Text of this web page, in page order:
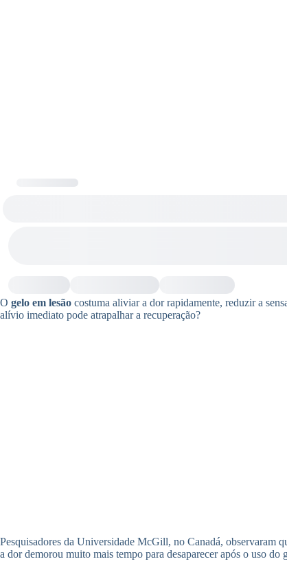
O gelo em lesão costuma aliviar a dor rapidamente, reduzir a
alívio imediato pode atrapalhar a recuperação?
Pesquisadores da Universidade McGill, no Canadá, observaram
a dor demorou muito mais tempo para desaparecer após o uso do